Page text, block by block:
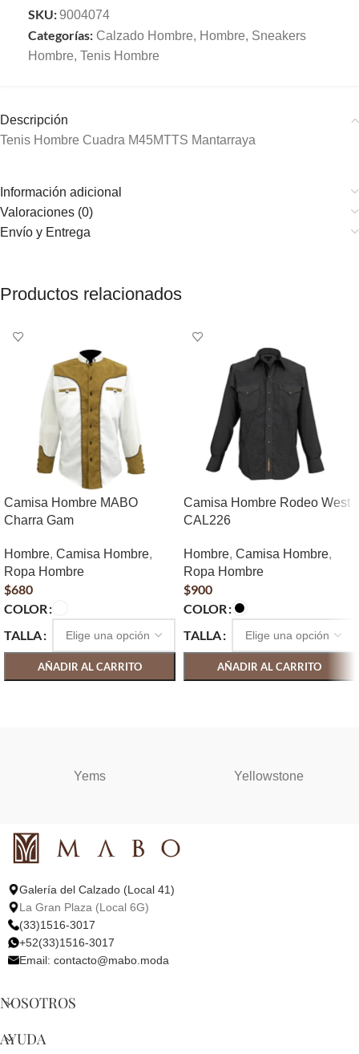
SKU:9004074
Categorías: Calzado Hombre, Hombre, Sneakers
Hombre, Tenis Hombre
Descripción
Tenis Hombre Cuadra M45MTTS Mantarraya
Información adicional
Valoraciones (0)
Envío y Entrega
Productos relacionados
Camisa Hombre MABO
Charra Gam
Hombre, Camisa Hombre,
Ropa Hombre
$680
COLOR
TALLA
AÑADIR AL CARRITO
Camisa Hombre Rodeo West
CAL226
Hombre, Camisa Hombre,
Ropa Hombre
$900
COLOR
TALLA
AÑADIR AL CARRITO
Yems Yellowstone
Galería del Calzado (Local 41)
La Gran Plaza (Local 6G)
(33)1516-3017
+52(33)1516-3017
Email: contacto@mabo.moda
NOSOTROS
AYUDA